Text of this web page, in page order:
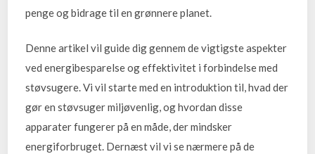
penge og bidrage til en grønnere planet.
Denne artikel vil guide dig gennem de vigtigste aspekter
ved energibesparelse og effektivitet i forbindelse med
støvsugere. Vi vil starte med en introduktion til, hvad der
gør en støvsuger miljøvenlig, og hvordan disse
apparater fungerer på en måde, der mindsker
energiforbruget. Dernæst vil vi se nærmere på de